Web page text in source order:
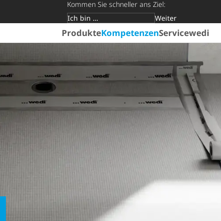
Kommen Sie schneller ans Ziel:
Zielgruppe
Weiter
ProdukteKompetenzenServicewedi